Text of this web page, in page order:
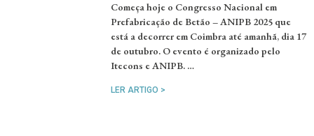
Começa hoje o Congresso Nacional em
Prefabricação de Betão – ANIPB 2025 que
está a decorrer em Coimbra até amanhã, dia 17
de outubro. O evento é organizado pelo
Itecons e ANIPB. …
LER ARTIGO >